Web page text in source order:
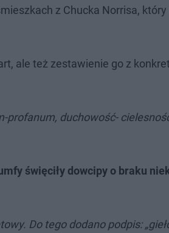
z Chucka Norrisa, który
ale też zestawienie go z
profanum, duchowość-
święciły dowcipy o braku
Do tego dodano podpis: